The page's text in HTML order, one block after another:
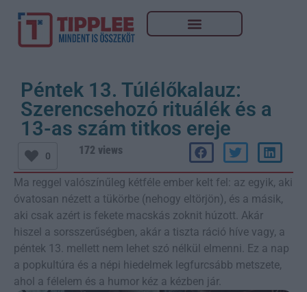
Péntek 13. Túlélőkalauz:
Szerencsehozó rituálék és a
13-as szám titkos ereje
0 172 views
Ma reggel valószínűleg kétféle ember kelt fel: az egyik, aki
óvatosan nézett a tükörbe (nehogy eltörjön), és a másik,
aki csak azért is fekete macskás zoknit húzott. Akár
hiszel a sorsszerűségben, akár a tiszta ráció híve vagy, a
péntek 13. mellett nem lehet szó nélkül elmenni. Ez a nap
a popkultúra és a népi hiedelmek legfurcsább metszete,
ahol a félelem és a humor kéz a kézben jár.